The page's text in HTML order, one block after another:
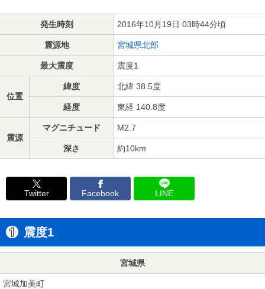
発生時刻 2016年10月19日 03時44分頃
震源地 宮城県北部
最大震度 震度1
位置
緯度 北緯 38.5度
経度 東経 140.8度
震源
マグニチュード M2.7
深さ 約10km
Twitter Facebook LINE
震度1
宮城県
宮城加美町